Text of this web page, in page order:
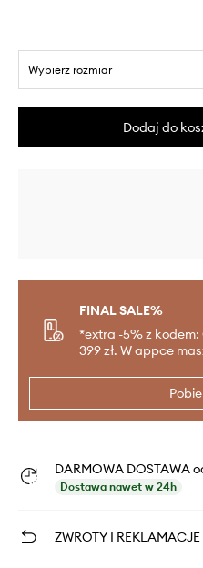
Wybierz rozmiar
Dodaj do
FINAL SALE%
*extra -5% z kodem:
399 zł. W appce
DARMOWA DOSTAWA
Dostawa nawet w 24h
ZWROTY I REKLAMACJE